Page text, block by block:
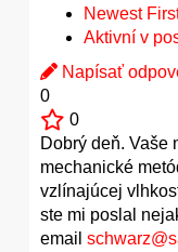
Newest
Aktivní v
Napísať
0
0
Dobrý deň. Vaše
mechanické
vzlínajúcej
ste mi poslal
email